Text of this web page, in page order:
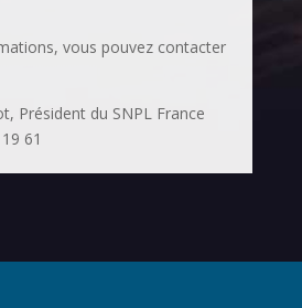
vous pouvez contacter
Président du SNPL France
61